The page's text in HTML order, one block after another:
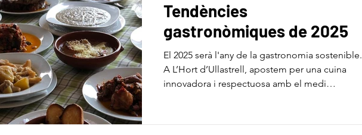
Tendències
gastronòmiques de 2025
El 2025 serà l'any de la gastronomia sostenible.
A L’Hort d’Ullastrell, apostem per una cuina
innovadora i respectuosa amb el medi